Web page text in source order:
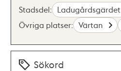
Stadsdel: Ladugårdsgärdet
Övriga platser: Värtan
Sökord